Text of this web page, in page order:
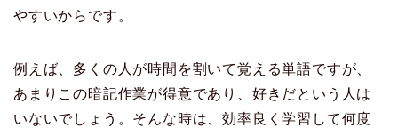
やすいからです。
例えば、多くの人が時間を割いて覚える単語ですが、
あまりこの暗記作業が得意であり、好きだという人は
いないでしょう。そんな時は、効率良く学習して何度